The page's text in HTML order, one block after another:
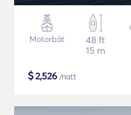
Motorbåt
48 ft
15 m
$2,526 /natt